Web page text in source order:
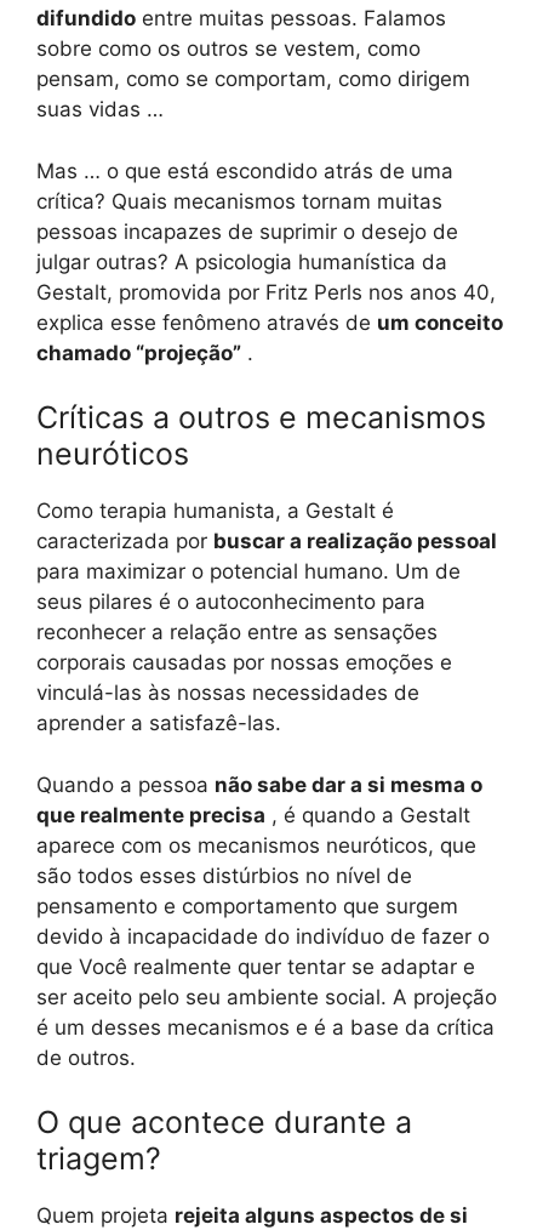
difundido entre muitas pessoas. Falamos
sobre como os outros se vestem, como
pensam, como se comportam, como dirigem
suas vidas …
Mas … o que está escondido atrás de uma
crítica? Quais mecanismos tornam muitas
pessoas incapazes de suprimir o desejo de
julgar outras? A psicologia humanística da
Gestalt, promovida por Fritz Perls nos anos 40,
explica esse fenômeno através de um conceito
chamado “projeção” .
Críticas a outros e mecanismos
neuróticos
Como terapia humanista, a Gestalt é
caracterizada por buscar a realização pessoal
para maximizar o potencial humano. Um de
seus pilares é o autoconhecimento para
reconhecer a relação entre as sensações
corporais causadas por nossas emoções e
vinculá-las às nossas necessidades de
aprender a satisfazê-las.
Quando a pessoa não sabe dar a si mesma o
que realmente precisa , é quando a Gestalt
aparece com os mecanismos neuróticos, que
são todos esses distúrbios no nível de
pensamento e comportamento que surgem
devido à incapacidade do indivíduo de fazer o
que Você realmente quer tentar se adaptar e
ser aceito pelo seu ambiente social. A projeção
é um desses mecanismos e é a base da crítica
de outros.
O que acontece durante a
triagem?
Quem projeta rejeita alguns aspectos de si